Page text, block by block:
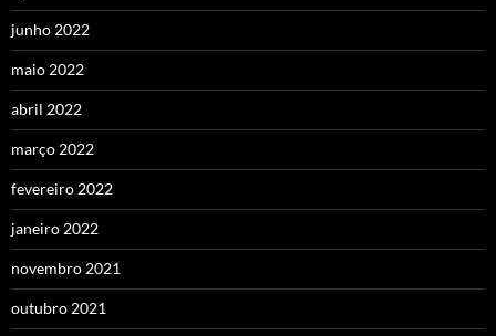
junho 2022
maio 2022
abril 2022
março 2022
fevereiro 2022
janeiro 2022
novembro 2021
outubro 2021